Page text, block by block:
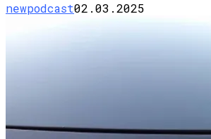
newpodcast02.03.2025